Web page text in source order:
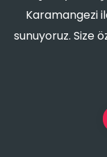
Karamangezi
sunuyoruz. Size